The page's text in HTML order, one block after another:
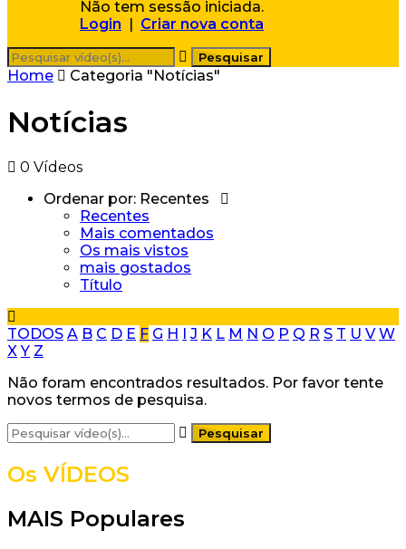
Não tem sessão iniciada.
Login
Criar nova conta
Home Categoria "Notícias"
Notícias
0 Vídeos
Ordenar por: Recentes
Recentes
Mais comentados
Os mais vistos
mais gostados
Título
TODOS A B C D E F G H J K L M N O P Q R S T U V W
X Y Z
Não foram encontrados resultados. Por favor tente
novos termos de pesquisa.
Os VÍDEOS
MAIS Populares